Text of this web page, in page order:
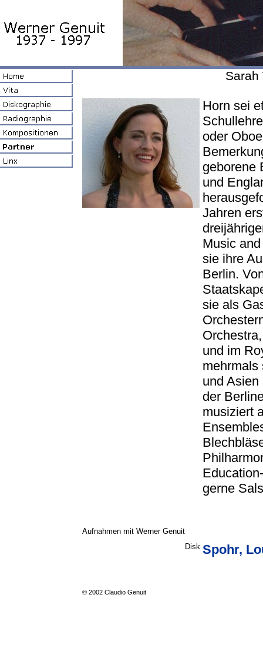
Sarah
Horn sei
oder
geborene
und
Jahren
Music
sie ihre
Berlin.
sie als
und im
mehrmals
und
der
musiziert
gerne
Aufnahmen mit Werner Genuit
Disk Spohr,
© 2002 Claudio Genuit